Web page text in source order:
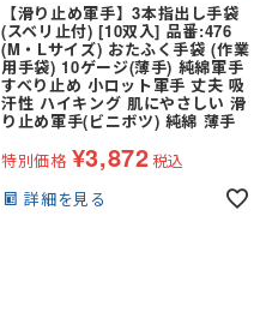
【滑り止め軍手】3本指出し手袋
(スベリ止付) [10双入] 品番:476
(M・Lサイズ) おたふく手袋 (作業
用手袋) 10ゲージ(薄手) 純綿軍手
すべり止め 小ロット軍手 丈夫 吸
汗性 ハイキング 肌にやさしい 滑
り止め軍手(ビニボツ) 純綿 薄手
特別価格 ¥3,872税込
詳細を見る